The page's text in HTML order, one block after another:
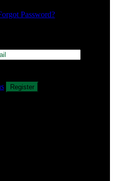
Password?
Register